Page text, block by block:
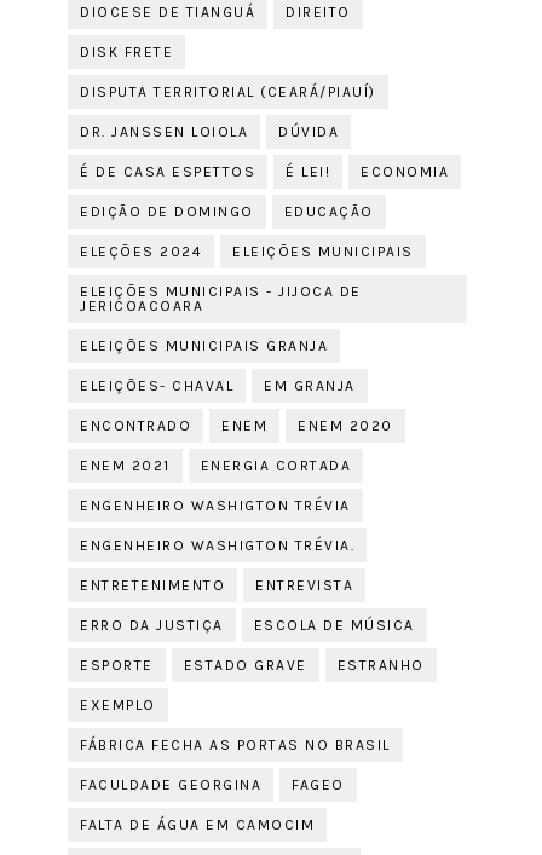
DIOCESE DE TIANGUÁ DIREITO
DISK FRETE
DISPUTA TERRITORIAL (CEARÁ/PIAUÍ)
DR. JANSSEN LOIOLA DÚVIDA
É DE CASA ESPETTOS É LEI! ECONOMIA
EDIÇÃO DE DOMINGO EDUCAÇÃO
ELEÇÕES 2024 ELEIÇÕES MUNICIPAIS
ELEIÇÕES MUNICIPAIS - JIJOCA DE
JERICOACOARA
ELEIÇÕES MUNICIPAIS GRANJA
ELEIÇÕES- CHAVAL EM GRANJA
ENCONTRADO ENEM ENEM 2020
ENEM 2021 ENERGIA CORTADA
ENGENHEIRO WASHIGTON TRÉVIA
ENGENHEIRO WASHIGTON TRÉVIA.
ENTRETENIMENTO ENTREVISTA
ERRO DA JUSTIÇA ESCOLA DE MÚSICA
ESPORTE ESTADO GRAVE ESTRANHO
EXEMPLO
FÁBRICA FECHA AS PORTAS NO BRASIL
FACULDADE GEORGINA FAGEO
FALTA DE ÁGUA EM CAMOCIM